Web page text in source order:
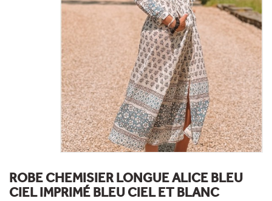
ROBE CHEMISIER LONGUE ALICE BLEU
CIEL IMPRIMÉ BLEU CIEL ET BLANC